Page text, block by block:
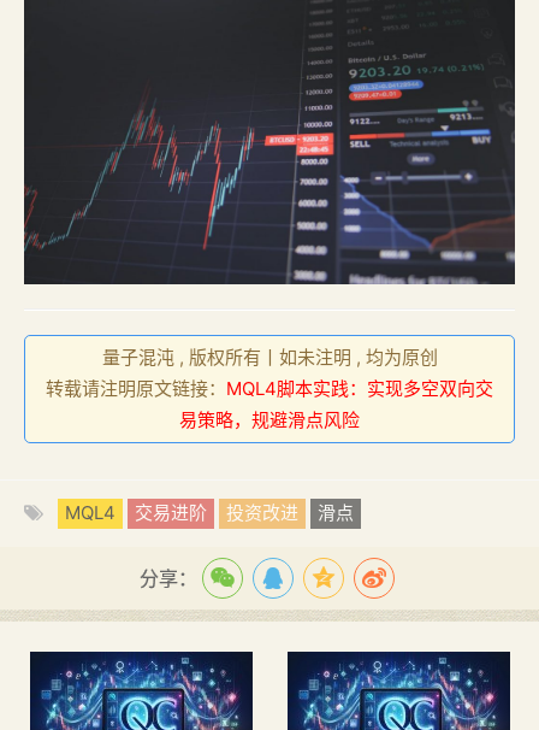
量子混沌 , 版权所有丨如未注明 , 均为原创
转载请注明原文链接： MQL4脚本实践：实现多空双向交
易策略，规避滑点风险
MQL4 交易进阶 投资改进 滑点
分享：